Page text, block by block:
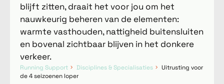
blijft zitten, draait het voor jou om het
nauwkeurig beheren van de elementen:
warmte vasthouden, nattigheid buitensluiten
en bovenal zichtbaar blijven in het donkere
verkeer.
Running Support Disciplines & Specialisaties
Uitrusting voor
de 4 seizoenen loper